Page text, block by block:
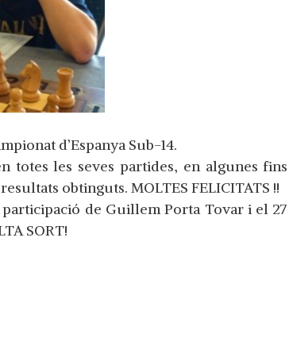
d’Espanya Sub-14.
totes les seves partides, en algunes fins
obtinguts. MOLTES FELICITATS !!
de Guillem Porta Tovar i el 27
SORT!